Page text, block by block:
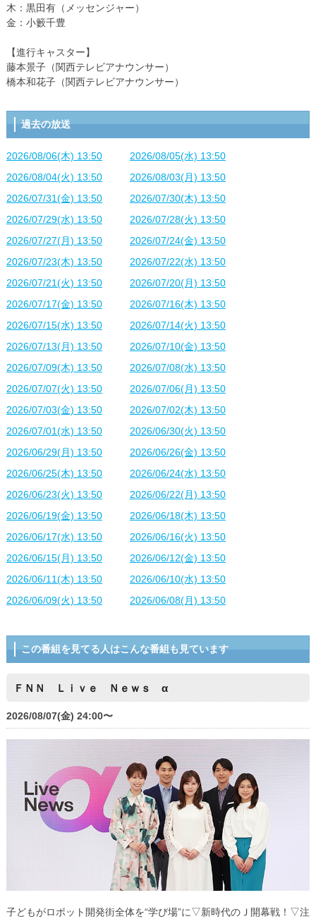
木：黒田有（メッセンジャー）
金：小籔千豊
【進行キャスター】
藤本景子（関西テレビアナウンサー）
橋本和花子（関西テレビアナウンサー）
過去の放送
2026/08/06(木) 13:50
2026/08/05(水) 13:50
2026/08/04(火) 13:50
2026/08/03(月) 13:50
2026/07/31(金) 13:50
2026/07/30(木) 13:50
2026/07/29(水) 13:50
2026/07/28(火) 13:50
2026/07/27(月) 13:50
2026/07/24(金) 13:50
2026/07/23(木) 13:50
2026/07/22(水) 13:50
2026/07/21(火) 13:50
2026/07/20(月) 13:50
2026/07/17(金) 13:50
2026/07/16(木) 13:50
2026/07/15(水) 13:50
2026/07/14(火) 13:50
2026/07/13(月) 13:50
2026/07/10(金) 13:50
2026/07/09(木) 13:50
2026/07/08(水) 13:50
2026/07/07(火) 13:50
2026/07/06(月) 13:50
2026/07/03(金) 13:50
2026/07/02(木) 13:50
2026/07/01(水) 13:50
2026/06/30(火) 13:50
2026/06/29(月) 13:50
2026/06/26(金) 13:50
2026/06/25(木) 13:50
2026/06/24(水) 13:50
2026/06/23(火) 13:50
2026/06/22(月) 13:50
2026/06/19(金) 13:50
2026/06/18(木) 13:50
2026/06/17(水) 13:50
2026/06/16(火) 13:50
2026/06/15(月) 13:50
2026/06/12(金) 13:50
2026/06/11(木) 13:50
2026/06/10(水) 13:50
2026/06/09(火) 13:50
2026/06/08(月) 13:50
この番組を見てる人はこんな番組も見ています
ＦＮＮ Ｌｉｖｅ Ｎｅｗｓ α
2026/08/07(金) 24:00〜
子どもがロボット開発街全体を“学び場”に▽新時代のＪ開幕戦！▽注